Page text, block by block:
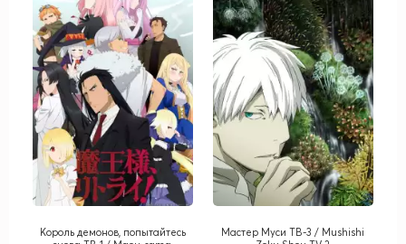
Король демонов, попытайтесь
Мастер Муси ТВ-3 / Mushishi